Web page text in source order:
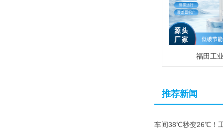
福田工
推荐新闻
车间38℃秒变26℃！